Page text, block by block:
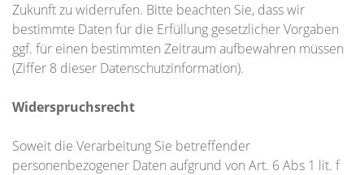
Zukunft zu widerrufen. Bitte beachten Sie, dass wir
bestimmte Daten für die Erfüllung gesetzlicher Vorgaben
ggf. für einen bestimmten Zeitraum aufbewahren müssen
(Ziffer 8 dieser Datenschutzinformation).
Widerspruchsrecht
Soweit die Verarbeitung Sie betreffender
personenbezogener Daten aufgrund von Art. 6 Abs 1 lit. f